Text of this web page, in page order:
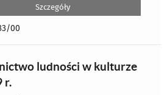
Szczegóły
00
ludności w kulturze
r.